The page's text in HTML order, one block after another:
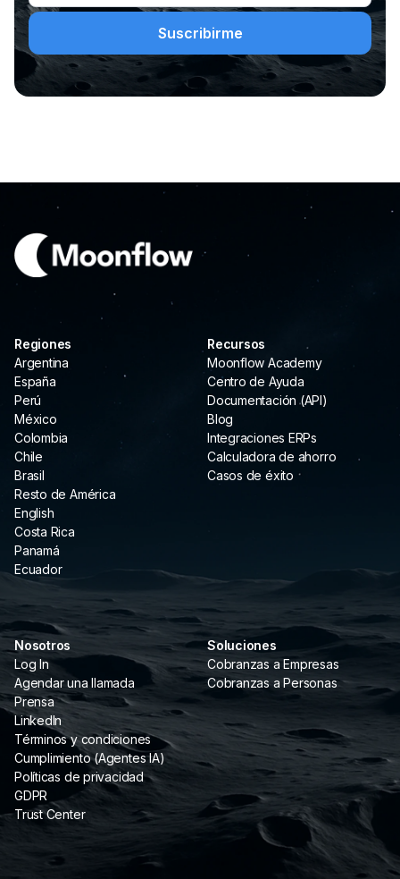
Soluciones
Cobranzas a Empresas
Cobranzas a Personas
Regiones
Argentina
España
Perú
México
Colombia
Chile
Brasil
Resto de América
English
Costa Rica
Panamá
Ecuador
Recursos
Moonflow Academy
Centro de Ayuda
Documentación (API)
Blog
Integraciones ERPs
Calculadora de ahorro
Casos de éxito
Nosotros
Log In
Agendar una llamada
Prensa
LinkedIn
Términos y condiciones
Cumplimiento (Agentes IA)
Políticas de privacidad
GDPR
Trust Center